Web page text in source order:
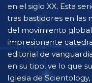
en el siglo XX. Esta
tras bastidores en las
del movimiento
impresionante
editorial de
en su tipo, ve lo que
Iglesia de